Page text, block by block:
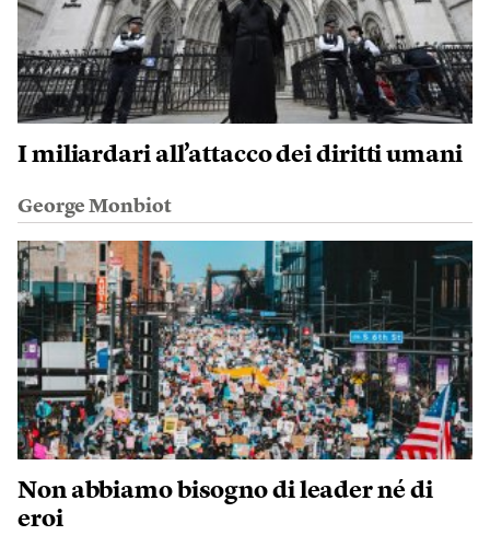
I miliardari all’attacco dei diritti umani
George Monbiot
Non abbiamo bisogno di leader né di
eroi